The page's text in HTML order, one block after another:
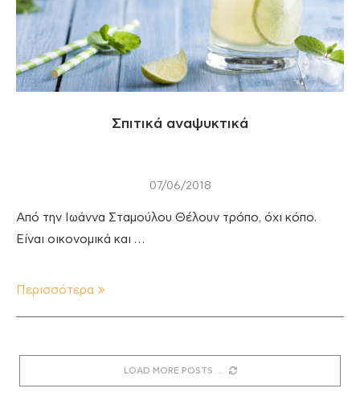
Σπιτικά αναψυκτικά
07/06/2018
Από την Ιωάννα Σταμούλου Θέλουν τρόπο, όχι κόπο.
Είναι οικονομικά και …
Περισσότερα
LOAD MORE POSTS